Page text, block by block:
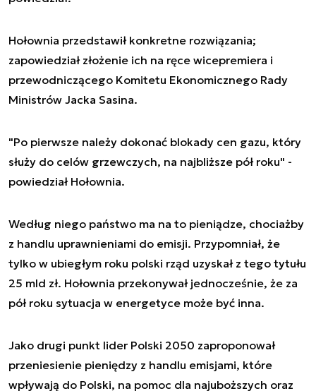
Hołownia przedstawił konkretne rozwiązania;
zapowiedział złożenie ich na ręce wicepremiera i
przewodniczącego Komitetu Ekonomicznego Rady
Ministrów Jacka Sasina.
"Po pierwsze należy dokonać blokady cen gazu, który
służy do celów grzewczych, na najbliższe pół roku" -
powiedział Hołownia.
Według niego państwo ma na to pieniądze, chociażby
z handlu uprawnieniami do emisji. Przypomniał, że
tylko w ubiegłym roku polski rząd uzyskał z tego tytułu
25 mld zł. Hołownia przekonywał jednocześnie, że za
pół roku sytuacja w energetyce może być inna.
Jako drugi punkt lider Polski 2050 zaproponował
przeniesienie pieniędzy z handlu emisjami, które
wpływają do Polski, na pomoc dla najuboższych oraz